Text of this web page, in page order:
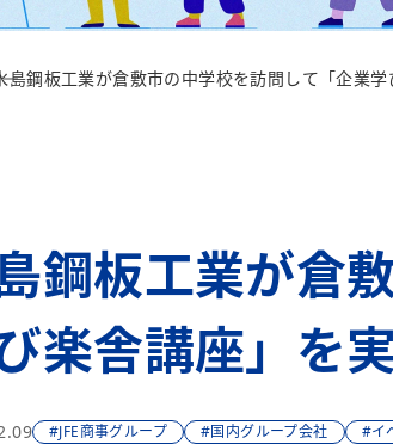
島鋼板工業が倉敷市の中学校を訪問して「企業
鋼板工業が倉
楽舎講座」を
#JFE商事グループ #国内グループ会社 #イ